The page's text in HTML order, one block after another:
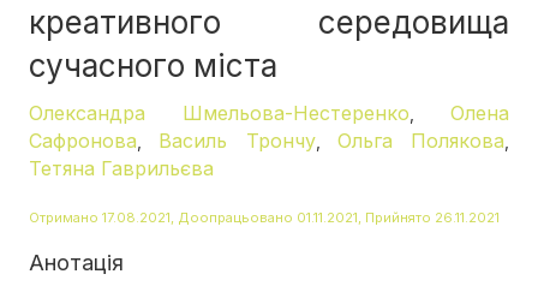
креативного середовища
сучасного міста
Олександра Шмельова-Нестеренко
Олена
Сафронова
Василь Трончу, Ольга Полякова
Тетяна Гаврильєва
Отримано 17.08.2021, Доопрацьовано 01.11.2021, Прийнято 26.11.2021
Анотація